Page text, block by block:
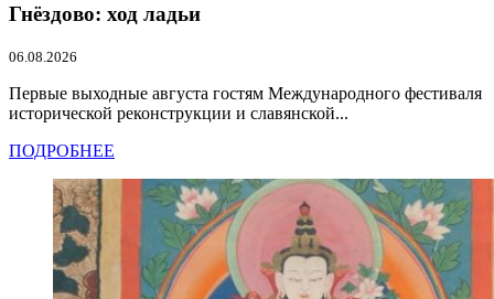
Гнёздово: ход ладьи
06.08.2026
Первые выходные августа гостям Международного фестиваля
исторической реконструкции и славянской...
ПОДРОБНЕЕ